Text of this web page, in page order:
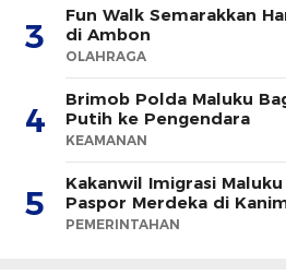
3
Fun Walk Semarakkan
di Ambon
OLAHRAGA
4
Brimob Polda Maluku
Putih ke Pengendara
KEAMANAN
5
Kakanwil Imigrasi
Paspor Merdeka di
PEMERINTAHAN